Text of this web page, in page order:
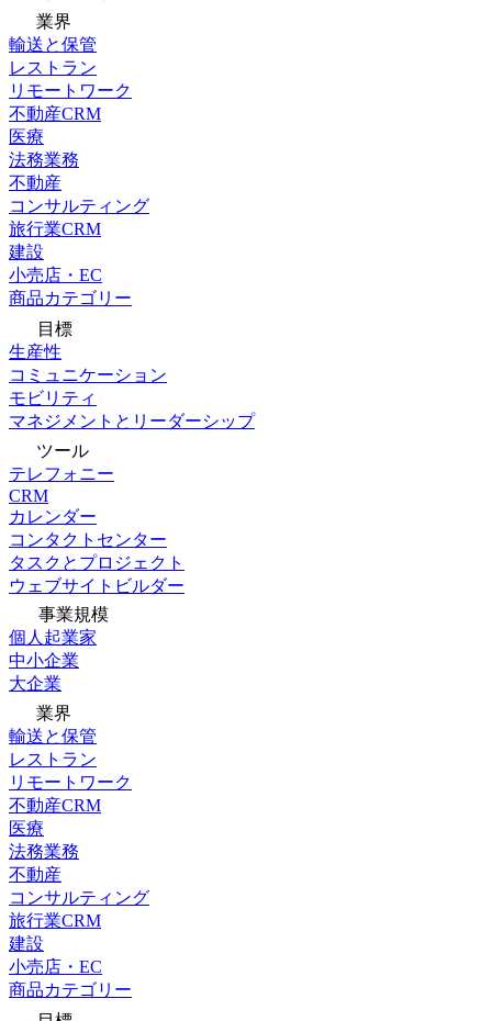
業界
輸送と保管
レストラン
リモートワーク
不動産CRM
医療
法務業務
不動産
コンサルティング
旅行業CRM
建設
小売店・EC
商品カテゴリー
目標
生産性
コミュニケーション
モビリティ
マネジメントとリーダーシップ
ツール
テレフォニー
CRM
カレンダー
コンタクトセンター
タスクとプロジェクト
ウェブサイトビルダー
事業規模
個人起業家
中小企業
大企業
業界
輸送と保管
レストラン
リモートワーク
不動産CRM
医療
法務業務
不動産
コンサルティング
旅行業CRM
建設
小売店・EC
商品カテゴリー